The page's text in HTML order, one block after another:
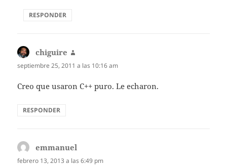
RESPONDER
chiguire
septiembre 25, 2011 a las 10:16 am
Creo que usaron C++ puro. Le echaron.
RESPONDER
emmanuel
febrero 13, 2013 a las 6:49 pm